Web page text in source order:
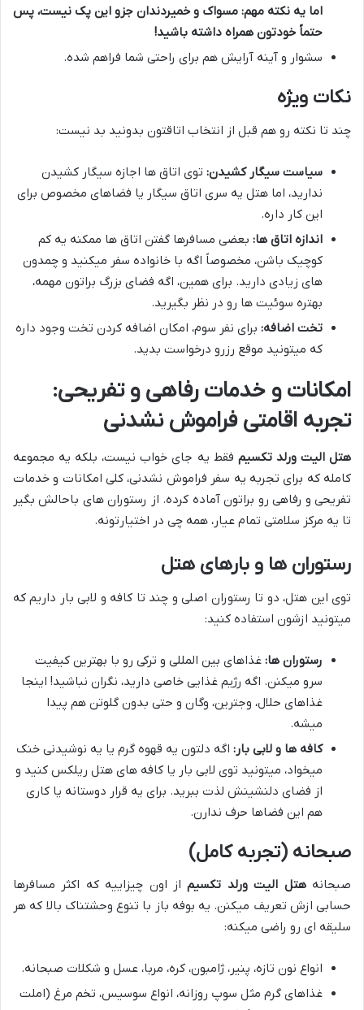
اما یه نکته مهم: مسواک و خمیردندان جزو این پک نیست، پس
حتماً خودتون همراه داشته باشید!
سشوار و آینه آرایش هم برای راحتی شما فراهم شده.
نکات ویژه
چند تا نکته رو هم قبل از انتخاب اتاقتون بدونید بد نیست:
سیاست سیگار کشیدن: توی اتاق ها اجازه سیگار کشیدن
ندارید، اما هتل یه سری اتاق سیگار یا فضاهای مخصوص برای
این کار داره.
اندازه اتاق ها: بعضی مسافرها گفتن اتاق ها ممکنه یه کم
کوچیک باشن، مخصوصاً اگه با خانواده سفر میکنید و چمدون
های زیادی دارید. برای همین، اگه فضای بزرگ براتون مهمه،
بهتره سوئیت ها رو در نظر بگیرید.
تخت اضافه: برای نفر سوم، امکان اضافه کردن تخت وجود داره
که میتونید موقع رزرو درخواست بدید.
امکانات و خدمات رفاهی و تفریحی:
تجربه اقامتی فراموش نشدنی
هتل الیت ورلد تکسیم فقط یه جای خواب نیست، بلکه یه مجموعه
کامله که برای تجربه یه سفر فراموش نشدنی، کلی امکانات و خدمات
تفریحی و رفاهی رو براتون آماده کرده. از رستوران های باحالش بگیر
تا یه مرکز سلامتی تمام عیار، همه چی در اختیارتونه.
رستوران ها و بارهای هتل
توی این هتل، دو تا رستوران اصلی و چند تا کافه و لابی بار داریم که
میتونید ازشون استفاده کنید:
رستوران ها: غذاهای بین المللی و ترکی رو با بهترین کیفیت
سرو میکنن. اگه رژیم غذایی خاصی دارید، نگران نباشید! اینجا
غذاهای حلال، وجترین، وگان و حتی بدون گلوتن هم پیدا
میشه.
کافه ها و لابی بار: اگه دلتون یه قهوه گرم یا یه نوشیدنی خنک
میخواد، میتونید توی لابی بار یا کافه های هتل ریلکس کنید و
از فضای دلنشینش لذت ببرید. برای یه قرار دوستانه یا کاری
هم این فضاها حرف ندارن.
صبحانه (تجربه کامل)
صبحانههتل الیت ورلد تکسیماز اون چیزاییه که اکثر مسافرها
حسابی ازش تعریف میکنن. یه بوفه باز با تنوع وحشتناک بالا که هر
سلیقه ای رو راضی میکنه:
انواع نون تازه، پنیر، ژامبون، کره، مربا، عسل و شکلات صبحانه.
غذاهای گرم مثل سوپ روزانه، انواع سوسیس، تخم مرغ (املت